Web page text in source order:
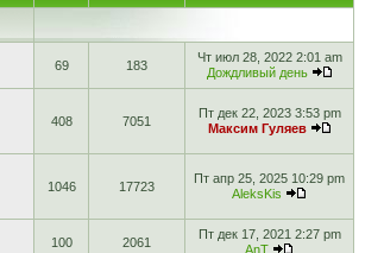
69 183
Чт июл 28, 2022 2:01 am
Дождливый день
408 7051
Пт дек 22, 2023 3:53 pm
Максим Гуляев
1046 17723
Пт апр 25, 2025 10:29 pm
AleksKis
100 2061
Пт дек 17, 2021 2:27 pm
AnT